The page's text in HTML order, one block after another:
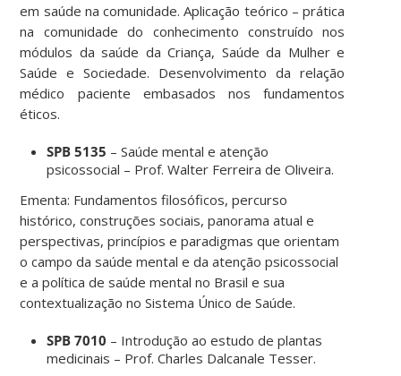
em saúde na comunidade. Aplicação teórico – prática
na comunidade do conhecimento construído nos
módulos da saúde da Criança, Saúde da Mulher e
Saúde e Sociedade. Desenvolvimento da relação
médico paciente embasados nos fundamentos
éticos.
SPB 5135 – Saúde mental e atenção
psicossocial – Prof. Walter Ferreira de Oliveira.
Ementa: Fundamentos filosóficos, percurso
histórico, construções sociais, panorama atual e
perspectivas, princípios e paradigmas que orientam
o campo da saúde mental e da atenção psicossocial
e a política de saúde mental no Brasil e sua
contextualização no Sistema Único de Saúde.
SPB 7010 – Introdução ao estudo de plantas
medicinais – Prof. Charles Dalcanale Tesser.